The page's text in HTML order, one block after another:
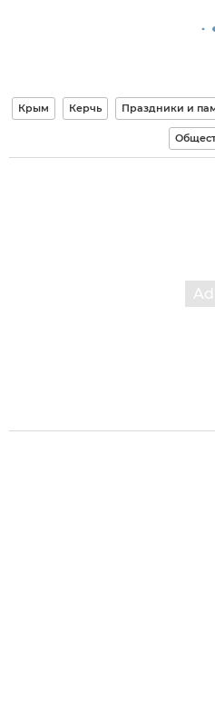
Крым Керчь Праздники и